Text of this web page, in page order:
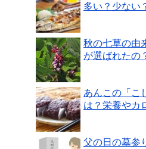
多い？少ない
秋の七草の由
が選ばれたの
あんこの「こ
は？栄養やカ
父の日の墓参